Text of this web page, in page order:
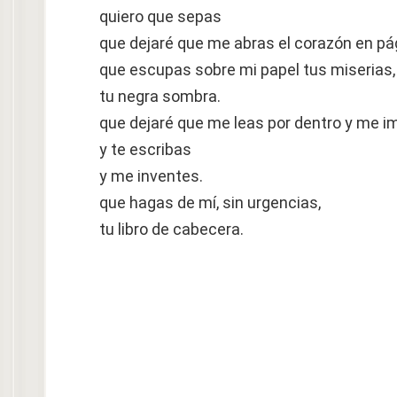
quiero que sepas
que dejaré que me abras el corazón en
que escupas sobre mi papel tus miserias,
tu negra sombra.
que dejaré que me leas por dentro y me
y te escribas
y me inventes.
que hagas de mí, sin urgencias,
tu libro de cabecera.